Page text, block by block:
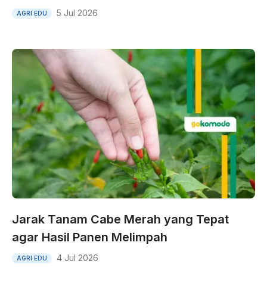
AGRI EDU 5 Jul 2026
Jarak Tanam Cabe Merah yang Tepat
agar Hasil Panen Melimpah
AGRI EDU 4 Jul 2026